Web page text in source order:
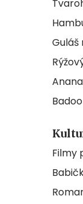
Badoo
Filmy